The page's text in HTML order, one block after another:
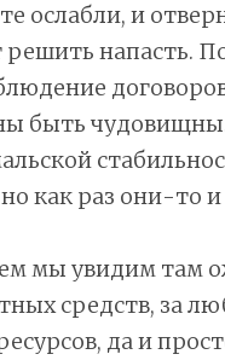
ослабли, и
напасть.
быть
как раз они-то
мы увидим там
средств, за
да и